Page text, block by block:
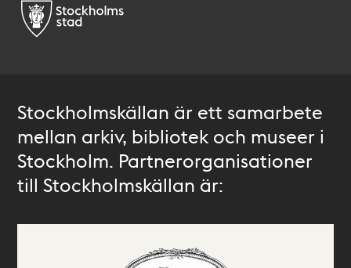
Stockholmskällan är ett samarbete
mellan arkiv, bibliotek och museer i
Stockholm. Partnerorganisationer
till Stockholmskällan är: